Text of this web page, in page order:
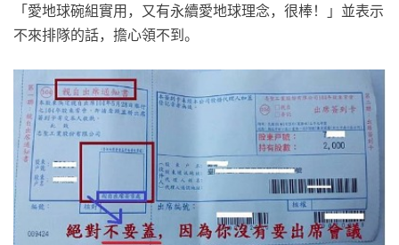
「愛地球碗組實用，又有永續愛地球理念，很棒！」並表示
不來排隊的話，擔心領不到。